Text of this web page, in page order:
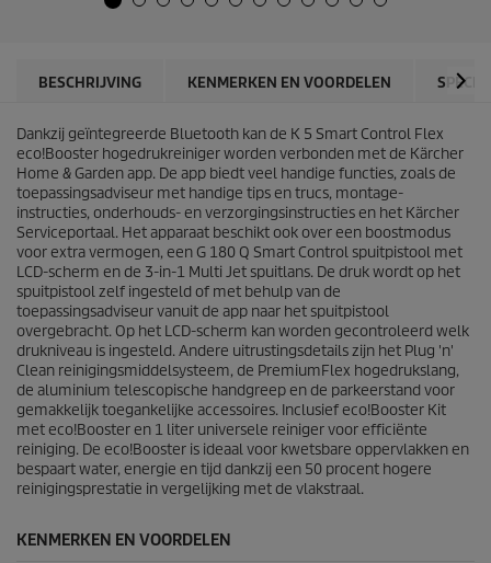
e
n
.
6
7
b
e
o
o
r
d
e
l
i
n
g
e
n
BESCHRIJVING KENMERKEN EN VOORDELEN
Dankzij geïntegreerde Bluetooth kan de K 5 Smart Control Flex
eco!Booster hogedrukreiniger worden verbonden met de Kärcher
Home & Garden app. De app biedt veel handige functies, zoals de
toepassingsadviseur met handige tips en trucs, montage-
instructies, onderhouds- en verzorgingsinstructies en het Kärcher
Serviceportaal. Het apparaat beschikt ook over een boostmodus
voor extra vermogen, een G 180 Q Smart Control spuitpistool met
LCD-scherm en de 3-in-1 Multi Jet spuitlans. De druk wordt op het
spuitpistool zelf ingesteld of met behulp van de
toepassingsadviseur vanuit de app naar het spuitpistool
overgebracht. Op het LCD-scherm kan worden gecontroleerd welk
drukniveau is ingesteld. Andere uitrustingsdetails zijn het Plug 'n'
Clean reinigingsmiddelsysteem, de PremiumFlex hogedrukslang,
de aluminium telescopische handgreep en de parkeerstand voor
gemakkelijk toegankelijke accessoires. Inclusiefeco!Booster Kit
meteco!Boosteren 1 liter universele reiniger voor efficiënte
reiniging. De eco!Booster is ideaal voor kwetsbare oppervlakken en
bespaart water, energie en tijd dankzij een 50 procent hogere
reinigingsprestatie in vergelijking met de vlakstraal.
KENMERKEN EN VOORDELEN